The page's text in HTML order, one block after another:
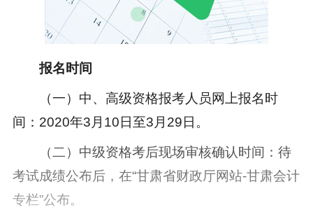
报名时间
（一）中、高级资格报考人员网上报名时
间：2020年3月10日至3月29日。
（二）中级资格考后现场审核确认时间：待
考试成绩公布后，在“甘肃省财政厅网站-甘肃会计
专栏”公布。